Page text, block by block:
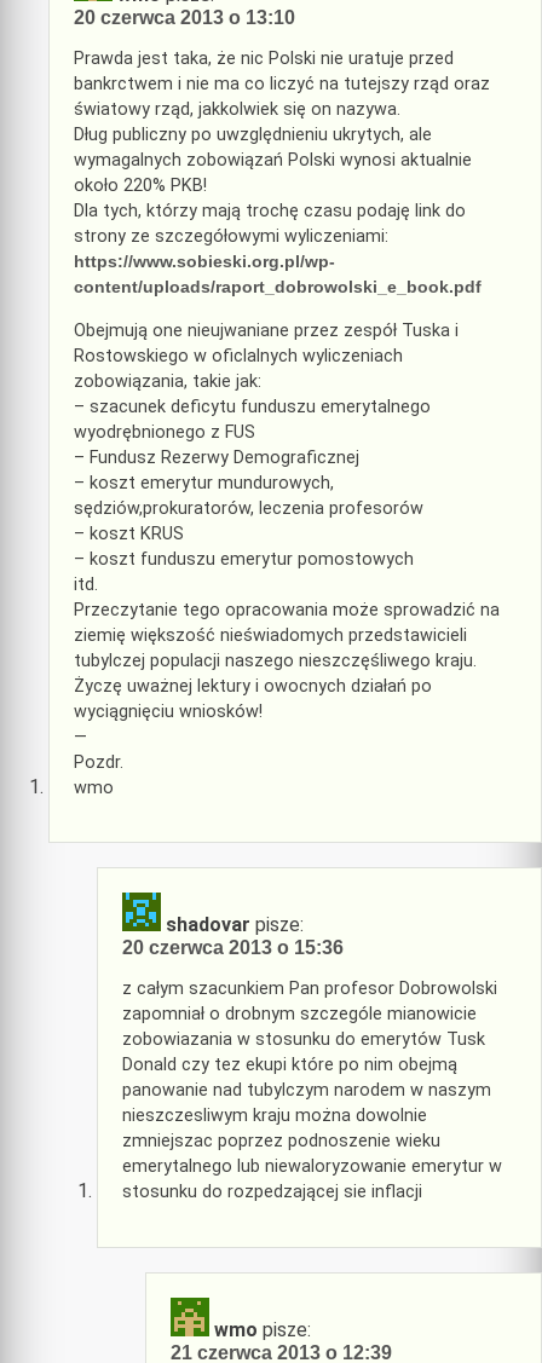
20 czerwca 2013 o 13:10
Prawda jest taka, że nic Polski nie uratuje przed
bankrctwem i nie ma co liczyć na tutejszy rząd oraz
światowy rząd, jakkolwiek się on nazywa.
Dług publiczny po uwzględnieniu ukrytych, ale
wymagalnych zobowiązań Polski wynosi aktualnie
około 220% PKB!
Dla tych, którzy mają trochę czasu podaję link do
strony ze szczegółowymi wyliczeniami:
https://www.sobieski.org.pl/wp-
content/uploads/raport_dobrowolski_e_book.pdf
Obejmują one nieujwaniane przez zespół Tuska i
Rostowskiego w oficlalnych wyliczeniach
zobowiązania, takie jak:
– szacunek deficytu funduszu emerytalnego
wyodrębnionego z FUS
– Fundusz Rezerwy Demograficznej
– koszt emerytur mundurowych,
sędziów,prokuratorów, leczenia profesorów
– koszt KRUS
– koszt funduszu emerytur pomostowych
itd.
Przeczytanie tego opracowania może sprowadzić na
ziemię większość nieświadomych przedstawicieli
tubylczej populacji naszego nieszczęśliwego kraju.
Życzę uważnej lektury i owocnych działań po
wyciągnięciu wniosków!
—
Pozdr.
wmo
shadovar pisze:
20 czerwca 2013 o 15:36
z całym szacunkiem Pan profesor Dobrowolski
zapomniał o drobnym szczególe mianowicie
zobowiazania w stosunku do emerytów Tusk
Donald czy tez ekupi które po nim obejmą
panowanie nad tubylczym narodem w naszym
nieszczesliwym kraju można dowolnie
zmniejszac poprzez podnoszenie wieku
emerytalnego lub niewaloryzowanie emerytur w
stosunku do rozpedzającej sie inflacji
wmo pisze:
21 czerwca 2013 o 12:39